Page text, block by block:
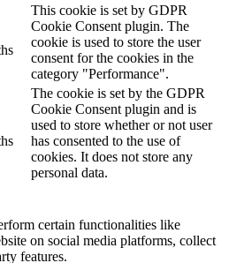
This cookie is set by GDPR
Cookie Consent plugin. The
cookie is used to store the user
consent for the cookies in the
category "Performance".
The cookie is set by the GDPR
Cookie Consent plugin and is
used to store whether or not user
has consented to the use of
cookies. It does not store any
personal data.
certain functionalities like
on social media platforms, collect
features.